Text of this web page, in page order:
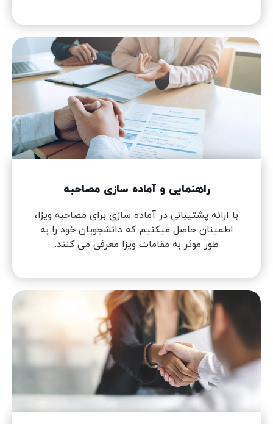
راهنمایی و آماده سازی مصاحبه
با ارائه پشتیبانی در آماده سازی برای مصاحبه ویزا،
اطمینان حاصل میکنیم که دانشجویان خود را به
طور موثر به مقامات ویزا معرفی می کنند.